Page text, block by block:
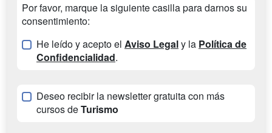
Por favor, marque la siguiente casilla para darnos su
consentimiento:
He leído y acepto el Aviso Legaly la Política de
Confidencialidad.
Deseo recibir la newsletter gratuita con más
cursos deTurismo